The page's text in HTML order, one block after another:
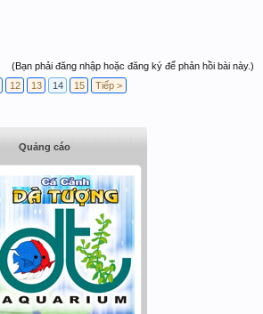
(Bạn phải đăng nhập hoặc đăng ký để phản hồi bài này.)
12 13 14 15 Tiếp >
Quảng cáo